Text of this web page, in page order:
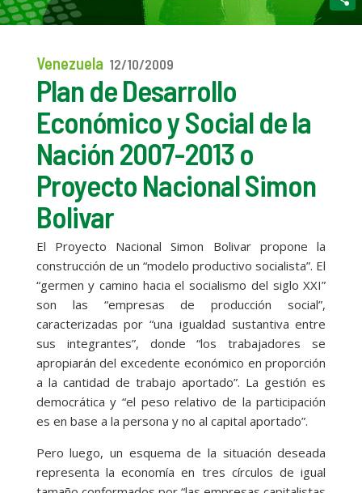
Venezuela 12/10/2009
Plan de Desarrollo
Económico y Social de la
Nación 2007-2013 o
Proyecto Nacional Simon
Bolivar
El Proyecto Nacional Simon Bolivar propone la
construcción de un “modelo productivo socialista”. El
“germen y camino hacia el socialismo del siglo XXI”
son las “empresas de producción social”,
caracterizadas por “una igualdad sustantiva entre
sus integrantes”, donde “los trabajadores se
apropiarán del excedente económico en proporción
a la cantidad de trabajo aportado”. La gestión es
democrática y “el peso relativo de la participación
es en base a la persona y no al capital aportado”.
Pero luego, un esquema de la situación deseada
representa la economía en tres círculos de igual